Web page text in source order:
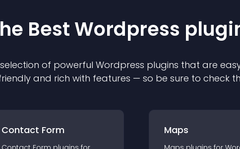
Best Wordpress
of powerful Wordpress plugins that are
and rich with features — so be sure to check
Contact Form Maps